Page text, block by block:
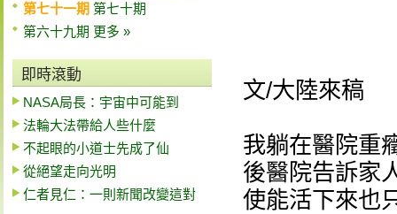
第七十一期 第七十期
第六十九期 更多 »
即時滾動
NASA局長：宇宙中可能到
法輪大法帶給人些什麼
不起眼的小道士先成了仙
從絕望走向光明
仁者見仁：一則新聞改變這對
文/大陸來稿
我躺在醫院重
後醫院告訴家
使能活下來也